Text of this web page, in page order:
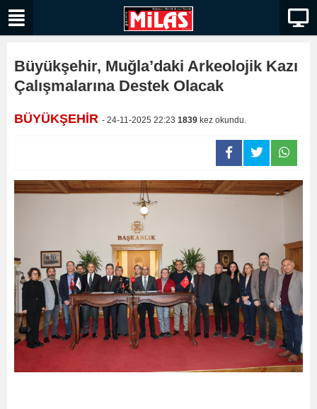
Büyükşehir, Muğla’daki Arkeolojik Kazı
Çalışmalarına Destek Olacak
BÜYÜKŞEHİR - 24-11-2025 22:23 1839 kez okundu.